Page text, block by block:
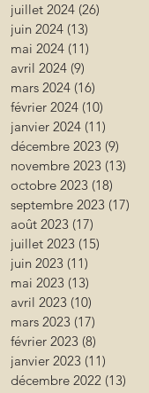
juillet 2024 (26)
juin 2024 (13)
mai 2024 (11)
avril 2024 (9)
mars 2024 (16)
février 2024 (10)
janvier 2024 (11)
décembre 2023 (9)
novembre 2023 (13)
octobre 2023 (18)
septembre 2023 (17)
août 2023 (17)
juillet 2023 (15)
juin 2023 (11)
mai 2023 (13)
avril 2023 (10)
mars 2023 (17)
février 2023 (8)
janvier 2023 (11)
décembre 2022 (13)